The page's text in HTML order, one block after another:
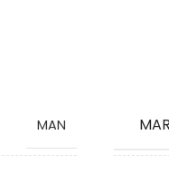
MAN